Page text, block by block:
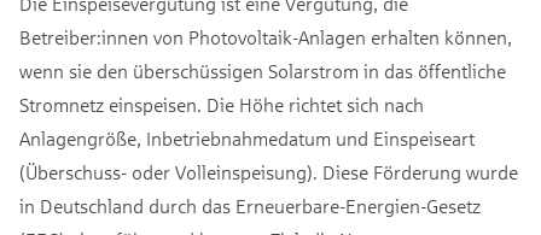
Betreiber:innen von Photovoltaik-Anlagen erhalten können,
wenn sie den überschüssigen Solarstrom in das öffentliche
Stromnetz einspeisen. Die Höhe richtet sich nach
Anlagengröße, Inbetriebnahmedatum und Einspeiseart
(Überschuss- oder Volleinspeisung). Diese Förderung wurde
in Deutschland durch das Erneuerbare-Energien-Gesetz